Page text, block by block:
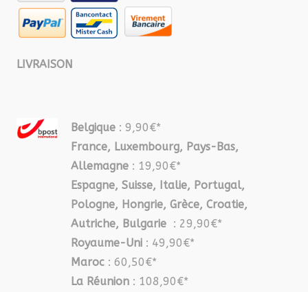
LIVRAISON
Belgique : 9,90€*
France, Luxembourg, Pays-Bas,
Allemagne : 19,90€*
Espagne, Suisse, Italie, Portugal,
Pologne, Hongrie, Grèce, Croatie,
Autriche, Bulgarie : 29,90€*
Royaume-Uni : 49,90€*
Maroc : 60,50€*
La Réunion : 108,90€*